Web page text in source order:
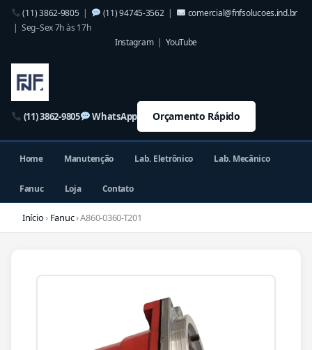
(11) 3862-9805| (11) 94745-3562|
comercial@fnfsolucoes.ind.br
| Seg–Sex 7h às 17h
Instagram|YouTube
(11) 3862-9805 WhatsApp Orçamento Rápido
Home Manutenção Lab. Eletrônico Lab. Mecânico
Fanuc Loja Contato
Início› Fanuc› A860-0360-T201